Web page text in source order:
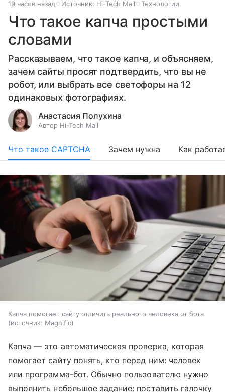
19 часов назад Источник: Hi-Tech Mail Технологии
Что такое капча простыми
словами
Рассказываем, что такое капча, и объясняем,
зачем сайты просят подтвердить, что вы не
робот, или выбрать все светофоры на 12
одинаковых фотографиях.
Анастасия Полухина
Автор Hi-Tech Mail
Что такое CAPTCHA Зачем нужна Как
Капча помогает сайту отличить реального человека от бота
источник: Magnific
Капча — это автоматическая проверка, которая
помогает сайту понять, кто перед ним: человек
или программа-бот. Обычно пользователю нужно
выполнить небольшое задание: поставить галочку